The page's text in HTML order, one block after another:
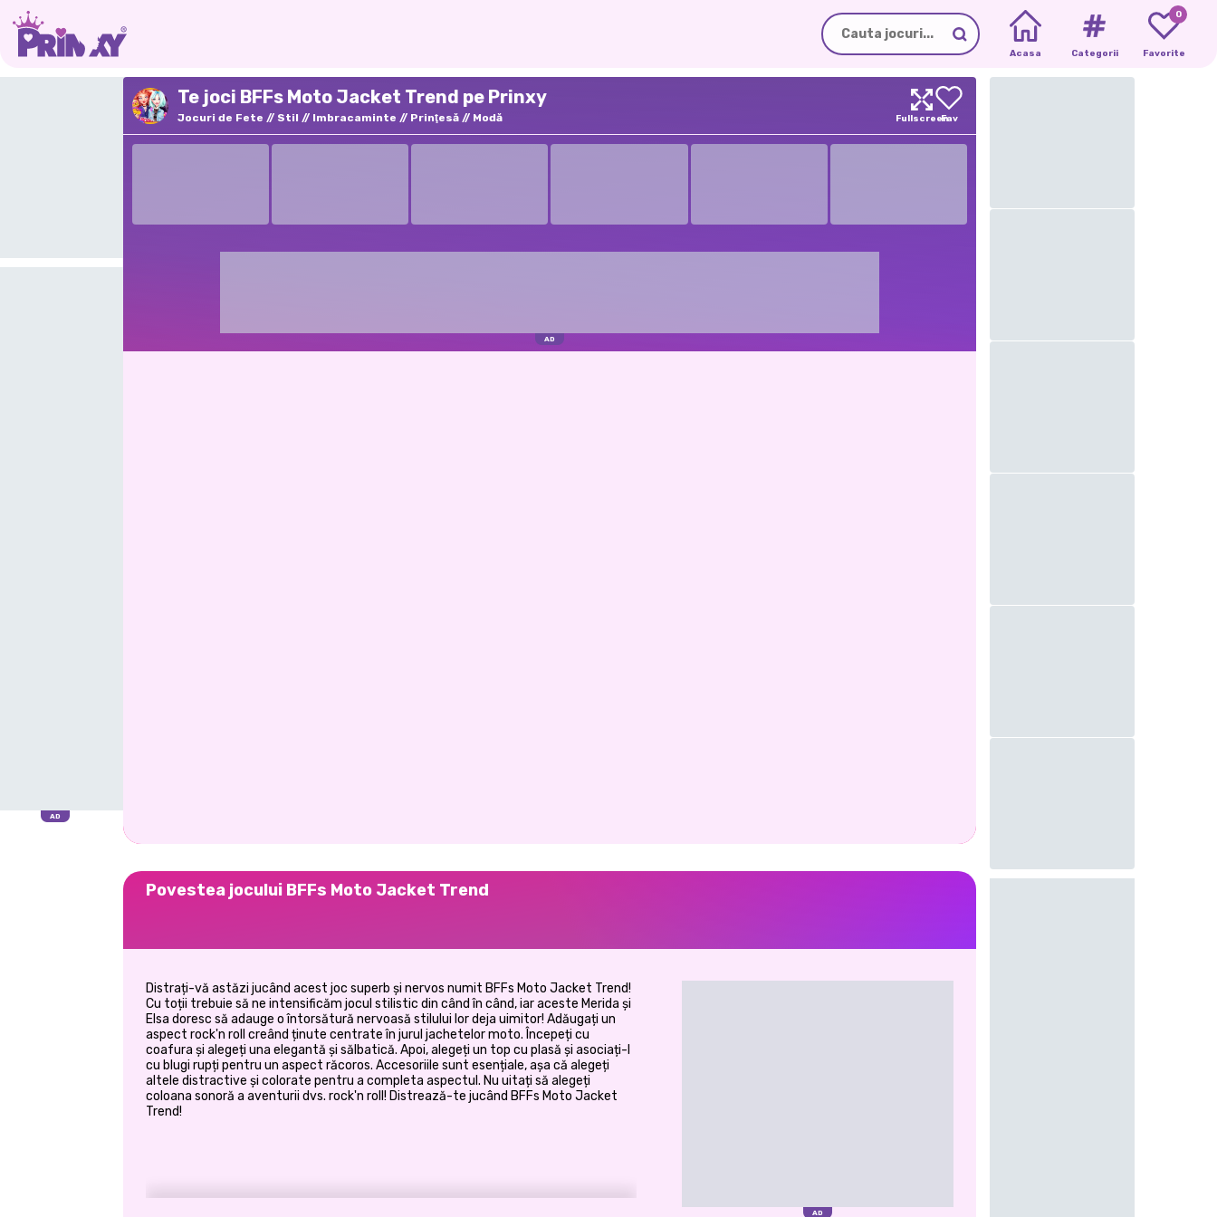
Acasa Categorii
0
Favorite
Te joci BFFs Moto Jacket Trend pe Prinxy
Jocuri de Fete Stil Imbracaminte Prinţesă Modă
Povestea jocului BFFs Moto Jacket Trend
Distrați-vă astăzi jucând acest joc superb și nervos numit BFFs Moto Jacket Trend!
Cu toții trebuie să ne intensificăm jocul stilistic din când în când, iar aceste Merida și
Elsa doresc să adauge o întorsătură nervoasă stilului lor deja uimitor! Adăugați un
aspect rock'n roll creând ținute centrate în jurul jachetelor moto. Începeți cu
coafura și alegeți una elegantă și sălbatică. Apoi, alegeți un top cu plasă și asociați-l
cu blugi rupți pentru un aspect răcoros. Accesoriile sunt esențiale, așa că alegeți
altele distractive și colorate pentru a completa aspectul. Nu uitați să alegeți
coloana sonoră a aventurii dvs. rock'n roll! Distrează-te jucând BFFs Moto Jacket
Trend!